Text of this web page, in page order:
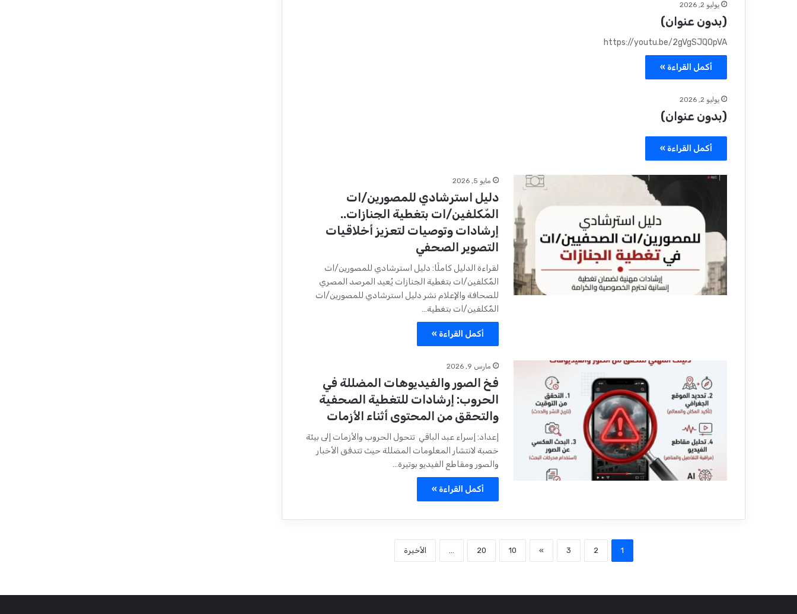
يوليو 2, 2026
(بدون عنوان)
https://youtu.be/2gVgSJQOpVA
أكمل القراءة »
يوليو 2, 2026
(بدون عنوان)
أكمل القراءة »
مايو 5, 2026
دليل استرشادي للمصورين/ات
المٌكلفين/ات بتغطية الجنازات..
إرشادات وتوصيات لتعزيز أخلاقيات
التصوير الصحفي
لقراءة الدليل كاملًا: دليل استرشادي للمصورين/ات
المٌكلفين/ات بتغطية الجنازات يُعيد المرصد المصري
للصحافة والإعلام نشر دليل استرشادي للمصورين/ات
المٌكلفين/ات بتغطية…
أكمل القراءة »
مارس 9, 2026
فخ الصور والفيديوهات المضللة في
الحروب: إرشادات للتغطية الصحفية
والتحقق من المحتوى أثناء الأزمات
إعداد: إسراء عبد الباقي تتحول الحروب والأزمات إلى بيئة
خصبة لانتشار المعلومات المضللة حيث تتدفق الأخبار
والصور ومقاطع الفيديو بوتيرة…
أكمل القراءة »
1
2
3
»
10
20
... الأخيرة